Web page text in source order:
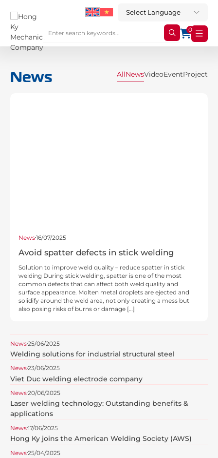
0
News AllNewsVideoEventProject
News16/07/2025
Avoid spatter defects in stick welding
Solution to improve weld quality – reduce spatter in stick
welding During stick welding, spatter is one of the most
common defects that can affect both weld quality and
surface appearance. Molten metal droplets are ejected and
solidify around the weld area, not only creating a mess but
also posing risks of burns or damage […]
News25/06/2025
Welding solutions for industrial structural steel
News23/06/2025
Viet Duc welding electrode company
News20/06/2025
Laser welding technology: Outstanding benefits &
applications
News17/06/2025
Hong Ky joins the American Welding Society (AWS)
News25/04/2025